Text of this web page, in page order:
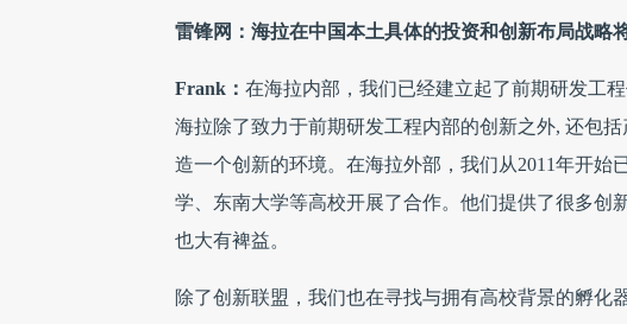
雷锋网：海拉在中国本土具体的投资和创新布局战略
Frank： 在海拉内部，我们已经建立起了前期研发工
海拉除了致力于前期研发工程内部的创新之外, 还包
造一个创新的环境。在海拉外部，我们从2011年开
学、东南大学等高校开展了合作。他们提供了很多创
也大有裨益。
除了创新联盟，我们也在寻找与拥有高校背景的孵